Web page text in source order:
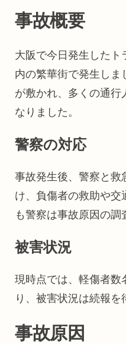
事故概要
大阪で今日発生した
内の繁華街で発生しま
が敷かれ、多くの通行
なりました。
警察の対応
事故発生後、警察と救
け、負傷者の救助や交
も警察は事故原因の調
被害状況
現時点では、軽傷者数
り、被害状況は続報を
事故原因